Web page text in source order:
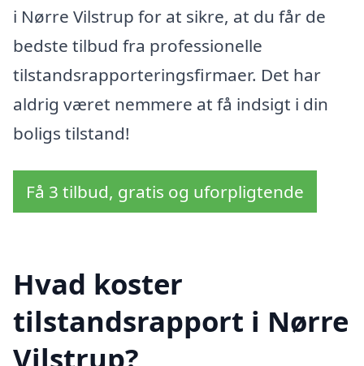
i Nørre Vilstrup for at sikre, at du får de
bedste tilbud fra professionelle
tilstandsrapporteringsfirmaer. Det har
aldrig været nemmere at få indsigt i din
boligs tilstand!
Få 3 tilbud, gratis og uforpligtende
Hvad koster
tilstandsrapport i Nørre
Vilstrup?